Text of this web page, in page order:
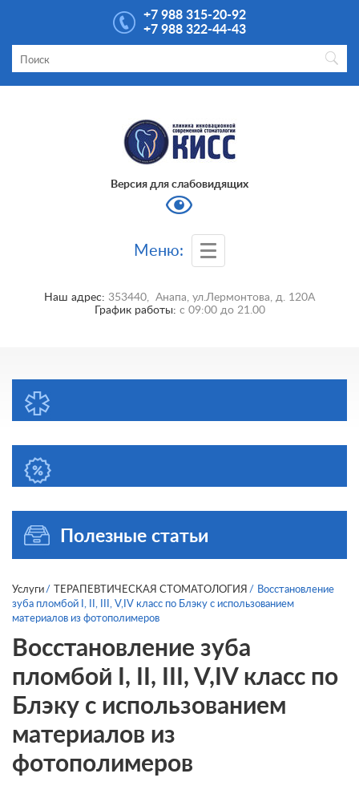
+7 988 315-20-92
+7 988 322-44-43
Версия для слабовидящих
Меню:
Наш адрес: 353440, Анапа, ул.Лермонтова, д. 120А
График работы: с 09:00до 21.00
Полезные статьи
Услуги ТЕРАПЕВТИЧЕСКАЯ СТОМАТОЛОГИЯ
Восстановление
зуба пломбой I, II, III, V,IV класс по Блэку с использованием
материалов из фотополимеров
Восстановление зуба
пломбой I, II, III, V,IV класс по
Блэку с использованием
материалов из
фотополимеров